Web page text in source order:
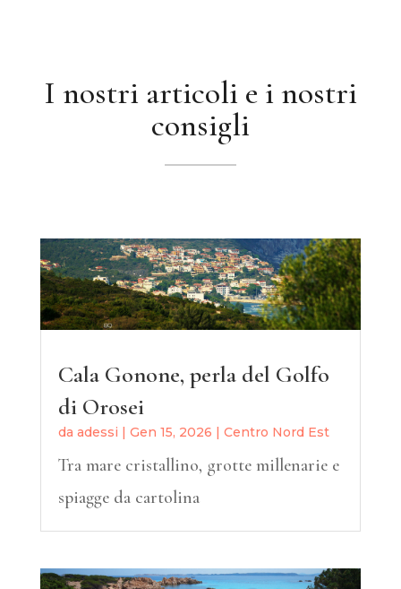
I nostri articoli e i nostri
consigli
Cala Gonone, perla del Golfo
di Orosei
da adessi | Gen 15, 2026 | Centro Nord Est
Tra mare cristallino, grotte millenarie e
spiagge da cartolina